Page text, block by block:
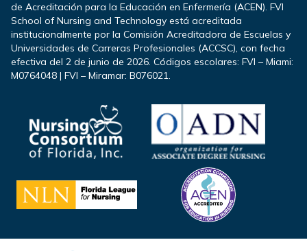
de Acreditación para la Educación en Enfermería (ACEN). FVI
School of Nursing and Technology está acreditada
institucionalmente por la Comisión Acreditadora de Escuelas y
Universidades de Carreras Profesionales (ACCSC), con fecha
efectiva del 2 de junio de 2026. Códigos escolares: FVI – Miami:
M0764048 | FVI – Miramar: B076021.